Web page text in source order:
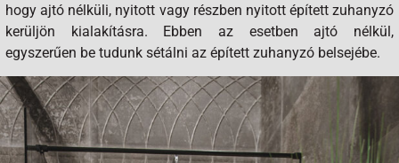
hogy ajtó nélküli, nyitott vagy részben nyitott épített zuhanyzó
kerüljön kialakításra. Ebben az esetben ajtó nélkül,
egyszerűen be tudunk sétálni az épített zuhanyzó belsejébe.